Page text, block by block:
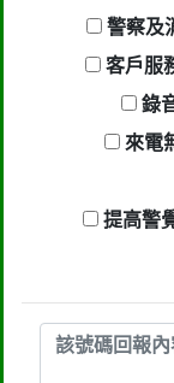
警察及
客戶服
錄
來電
提高警